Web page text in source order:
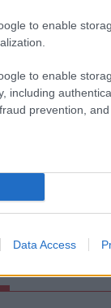
to enable
to enable
including
prevention,
Data Access
aGDPR-
Csak egy
exkluzív tartalmakkal
24 cikke